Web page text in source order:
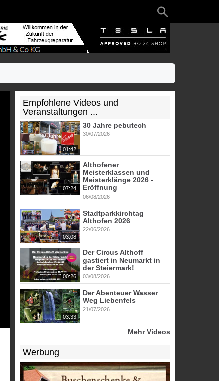
Empfohlene Videos und
Veranstaltungen ...
01:42
30 Jahre pebutech
30/07/2026
07:24
Althofener
Meisterklassen und
Meisterklänge 2026 -
Eröffnung
06/08/2026
03:08
Stadtparkkirchtag
Althofen 2026
22/06/2026
00:26
Der Circus Althoff
gastiert in Neumarkt in
der Steiermark!
03/08/2026
03:33
Der Abenteuer Wasser
Weg Liebenfels
21/07/2026
Mehr Videos
Werbung